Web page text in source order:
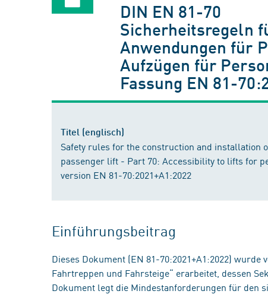
DIN EN 81-70
Sicherheitsregeln
Anwendungen für
Aufzügen für
Fassung EN 81-
Titel (englisch)
Safety rules for the construction and
passenger lift - Part 70: Accessibility to lifts for
version EN 81-70:2021+A1:2022
Einführungsbeitrag
Dieses Dokument (EN 81-70:2021+A1:2022) wurde
Fahrtreppen und Fahrsteige“ erarbeitet, dessen
Dokument legt die Mindestanforderungen für den